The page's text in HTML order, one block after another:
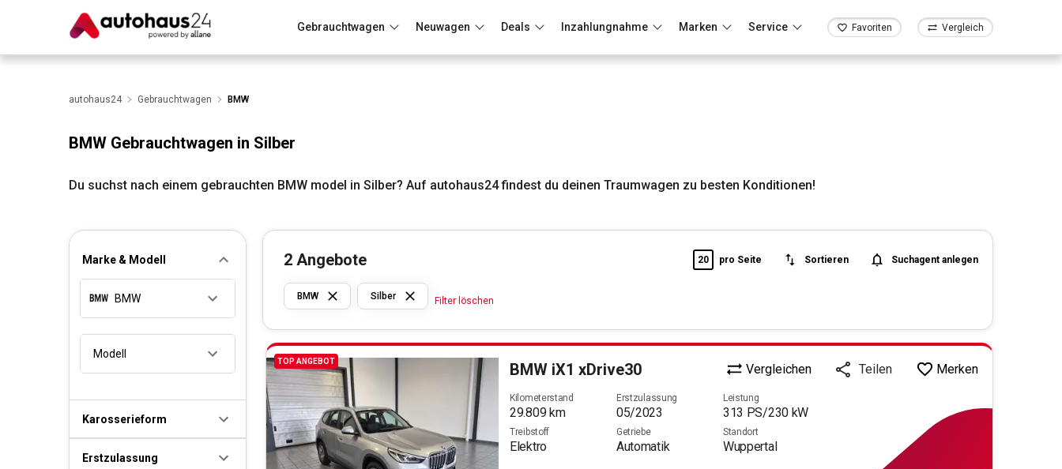
Gebrauchtwagen Neuwagen Deals Inzahlungnahme Marken Service Favoriten Vergleich
Wir bewerten dein AutoRund um die Inzahlungnahme
autohaus24 Gebrauchtwagen BMW
BMW Gebrauchtwagen in Silber
Du suchst nach einem gebrauchten BMW model in Silber? Auf autohaus24 findest du deinen Traumwagen zu besten Konditionen!
Marke & Modell
BMW
Modell
Karosserieform
Erstzulassung
2 Angebote
Filter löschen
20 pro Seite Sortieren Suchagent anlegen
BMW Silber Filter löschen
TOP ANGEBOT BMW iX1 xDrive30 Vergleichen Teilen Merken
Kilometerstand
29.809km
Erstzulassung
05/2023
Leistung
313 PS/230 kW
Treibstoff
Elektro
Getriebe
Automatik
Standort
Wuppertal